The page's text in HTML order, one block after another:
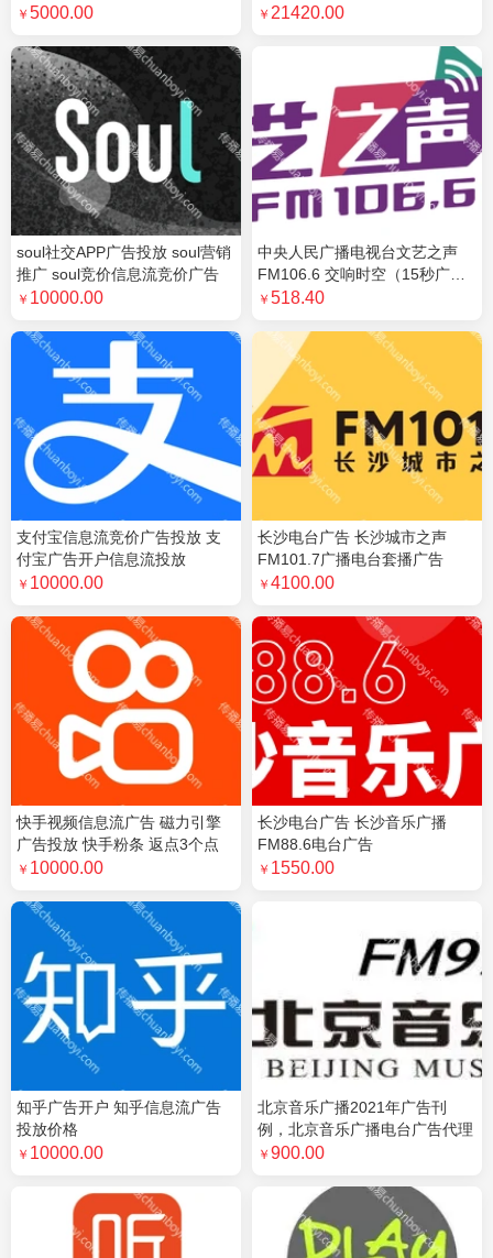
苏州星辰致远广告...需求
辽宁财贸学院需求
否广告
法库索菲亚云尚整...需求
电梯广告
福州富盈彩科技有...需求
社区广告
￥ 5000.00
soul社交APP广告投放 soul营销
推广 soul竞价信息流竞价广告
￥ 10000.00
支付宝信息流竞价广告投放 支
付宝广告开户信息流投放
￥ 10000.00
快手视频信息流广告 磁力引擎
广告投放 快手粉条 返点3个点
￥ 10000.00
知乎广告开户 知乎信息流广告
投放价格
￥ 10000.00
￥ 21420.00
中央人民广播电视台文艺之声
FM106.6 交响时空（15秒广
告）
￥ 518.40
长沙电台广告 长沙城市之声
FM101.7广播电台套播广告
￥ 4100.00
长沙电台广告 长沙音乐广播
FM88.6电台广告
￥ 1550.00
北京音乐广播2021年广告刊
例，北京音乐广播电台广告代理
￥ 900.00